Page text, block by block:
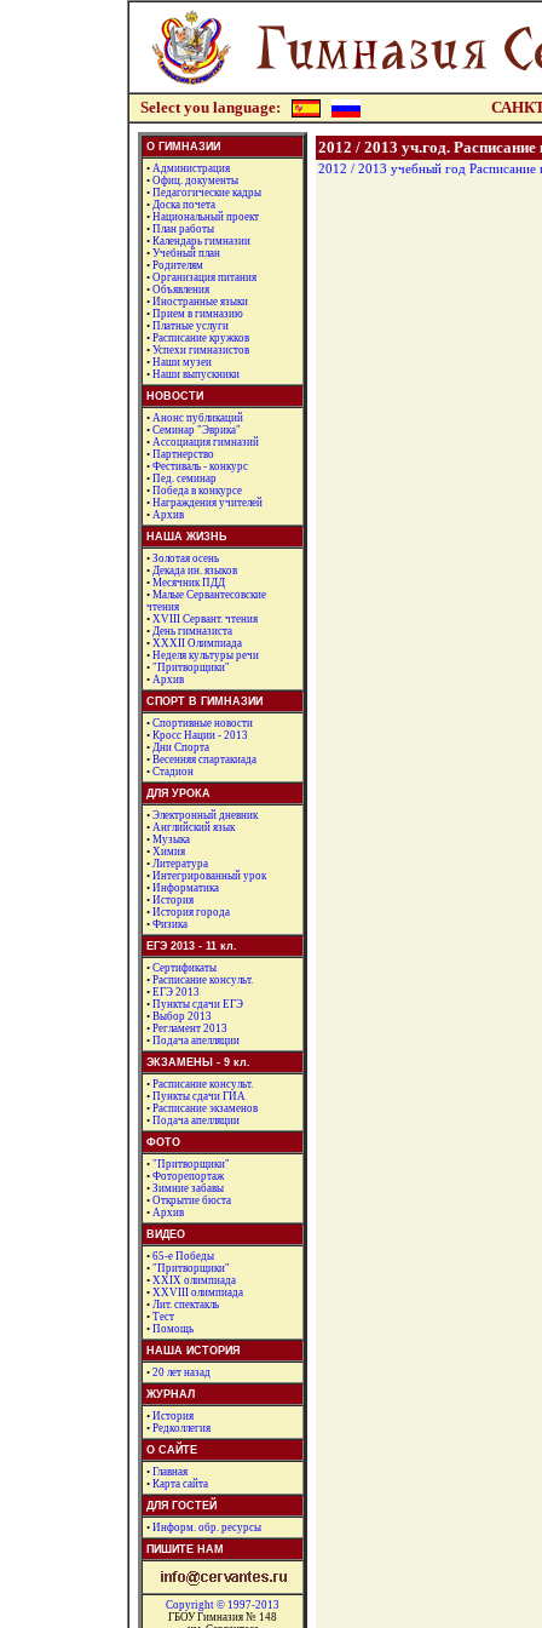
Select you language:
О ГИМНАЗИИ
• Администрация
• Офиц. документы
• Педагогические кадры
• Доска почета
• Национальный проект
• План работы
• Календарь гимназии
• Учебный план
• Родителям
• Организация питания
• Объявления
• Иностранные языки
• Прием в гимназию
• Платные услуги
• Расписание кружков
• Успехи гимназистов
• Наши музеи
• Наши выпускники
НОВОСТИ
• Анонс публикаций
• Семинар "Эврика"
• Ассоциация гимназий
• Партнерство
• Фестиваль - конкурс
• Пед. семинар
• Победа в конкурсе
• Награждения учителей
• Архив
НАША ЖИЗНЬ
• Золотая осень
• Декада ин. языков
• Месячник ПДД
• Малые Сервантесовские
чтения
• XVIII Сервант. чтения
• День гимназиста
• ХХХII Олимпиада
• Неделя культуры речи
• "Притворщики"
• Архив
СПОРТ В ГИМНАЗИИ
• Спортивные новости
• Кросс Нации - 2013
• Дни Спорта
• Весенняя спартакиада
• Стадион
ДЛЯ УРОКА
• Электронный дневник
• Английский язык
• Музыка
• Химия
• Литература
• Интегрированный урок
• Информатика
• История
• История города
• Физика
ЕГЭ 2013 - 11 кл.
• Сертификаты
• Расписание консульт.
• ЕГЭ 2013
• Пункты сдачи ЕГЭ
• Выбор 2013
• Регламент 2013
• Подача апелляции
ЭКЗАМЕНЫ - 9 кл.
• Расписание консульт.
• Пункты сдачи ГИА
• Расписание экзаменов
• Подача апелляции
ФОТО
• "Притворщики"
• Фоторепортаж
• Зимние забавы
• Открытие бюста
• Архив
ВИДЕО
• 65-е Победы
• "Притворщики"
• XXIX олимпиада
• XXVIII олимпиада
• Лит. спектакль
• Тест
• Помощь
НАША ИСТОРИЯ
• 20 лет назад
ЖУРНАЛ
• История
• Редколлегия
О САЙТЕ
• Главная
• Карта сайта
ДЛЯ ГОСТЕЙ
• Информ. обр. ресурсы
ПИШИТЕ НАМ
Copyright © 1997-2013
ГБОУ Гимназия № 148
2012 / 2013 уч.год. Расписание
2012 / 2013 учебный год Расписание